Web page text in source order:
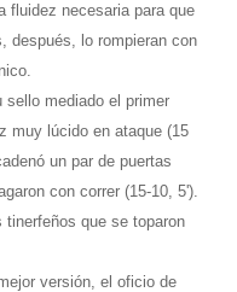
fluidez necesaria para que
después, lo rompieran con
sello mediado el primer
muy lúcido en ataque (15
un par de puertas
con correr (15-10, 5').
que se toparon
versión, el oficio de